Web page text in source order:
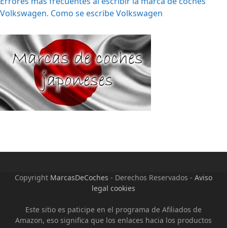
Volkswagen. Como se escribe Volkswagen
Copyright MarcasDeCoches - Derechos Reservados - Aviso
legal cookies
Este sitio es paticipe en el programa de Afiliados de
Amazon, eso significa que los enlaces hacia los productos